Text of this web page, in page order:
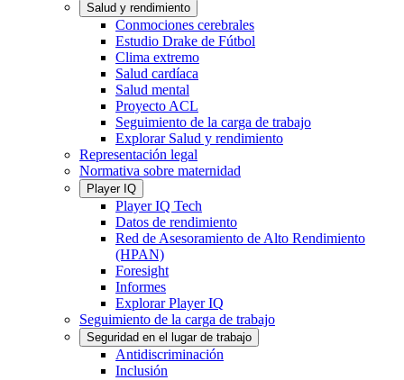
Salud y rendimiento
Conmociones cerebrales
Estudio Drake de Fútbol
Clima extremo
Salud cardíaca
Salud mental
Proyecto ACL
Seguimiento de la carga de trabajo
Explorar Salud y rendimiento
Representación legal
Normativa sobre maternidad
Player IQ
Player IQ Tech
Datos de rendimiento
Red de Asesoramiento de Alto Rendimiento
(HPAN)
Foresight
Informes
Explorar Player IQ
Seguimiento de la carga de trabajo
Seguridad en el lugar de trabajo
Antidiscriminación
Inclusión